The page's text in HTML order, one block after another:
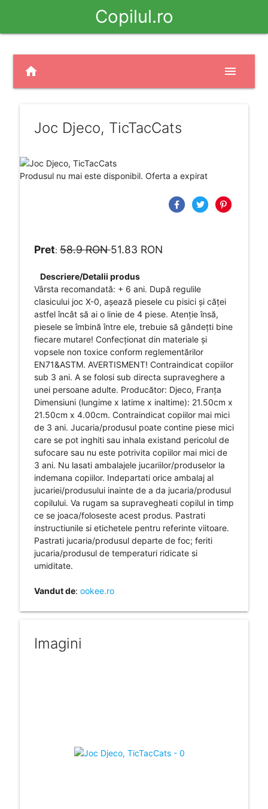
Copilul.ro
home menu
Joc Djeco, TicTacCats
Produsul nu mai este disponibil. Oferta a expirat
Pret: 58.9 RON51.83 RON
Descriere/Detalii produs
Vârsta recomandată: + 6 ani. După regulile
clasicului joc X-0, așează piesele cu pisici și căței
astfel încât să ai o linie de 4 piese. Atenție însă,
piesele se îmbină între ele, trebuie să gândețti bine
fiecare mutare! Confecționat din materiale și
vopsele non toxice conform reglementărilor
EN71&ASTM. AVERTISMENT! Contraindicat copiilor
sub 3 ani. A se folosi sub directa supraveghere a
unei persoane adulte. Producător: Djeco, Franța
Dimensiuni (lungime x latime x inaltime): 21.50cm x
21.50cm x 4.00cm. Contraindicat copiilor mai mici
de 3 ani. Jucaria/produsul poate contine piese mici
care se pot inghiti sau inhala existand pericolul de
sufocare sau nu este potrivita copiilor mai mici de
3 ani. Nu lasati ambalajele jucariilor/produselor la
indemana copiilor. Indepartati orice ambalaj al
jucariei/produsului inainte de a da jucaria/produsul
copilului. Va rugam sa supravegheati copilul in timp
ce se joaca/foloseste acest produs. Pastrati
instructiunile si etichetele pentru referinte viitoare.
Pastrati jucaria/produsul departe de foc; feriti
jucaria/produsul de temperaturi ridicate si
umiditate.
Vandut de: ookee.ro
Imagini